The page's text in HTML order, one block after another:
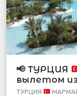
📢ТУРЦИЯ
вылетом
ТУРЦИЯ